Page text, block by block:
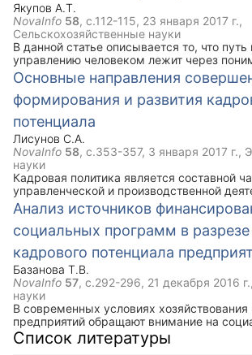
Якупов А.Т.
NovaInfo 58, с.112-115, 23 января 2017 г.,
Сельскохозяйственные науки
В данной статье описывается то, что
управлению человеком лежит через
мотивации. Только зная то, что движет
побуждает его к деятельности, какие
основе его действий, можно попытаться
эффективную систему форм и методов
человеком. Для этого необходимо знать,
вызываются те или иные мотивы, как и
мотивы могут быть приведены в
осуществляется мотивирование людей.
Основные направления
формирования и развития
потенциала
Лисунов С.А.
NovaInfo 58, с.353-357, 3 января 2017 г.,
науки
Кадровая политика является составной
управленческой и производственной
должна быть направлена на активный
адаптацию, обучение в соответствии с
фирмы. Кадровая политика определяет
принципы, реализуемые руководством
отношении трудовых ресурсов. Основная
обеспечении баланса процессов
численного и качественного состава
с потребностями самой организации,
действующего законодательства и
труда.
Анализ источников
социальных программ в разрезе
кадрового потенциала
Базанова Т.В.
NovaInfo 57, с.292-296, 21 декабря 2016 г.
науки
В современных условиях
предприятий обращают внимание на
персонала, тем не менее, так как данное
развития персонала является
Список литературы